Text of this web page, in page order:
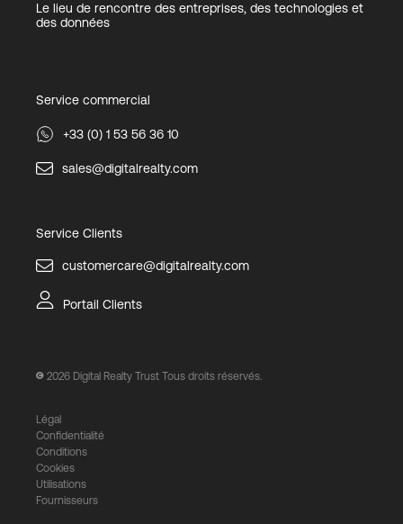
Le lieu de rencontre des entreprises, des technologies et
des données
Service commercial
+33 (0) 1 53 56 36 10
sales@digitalrealty.com
Service Clients
customercare@digitalrealty.com
Portail Clients
2026 Digital Realty Trust Tous droits réservés.
Légal
Confidentialité
Conditions
Cookies
Utilisations
Fournisseurs